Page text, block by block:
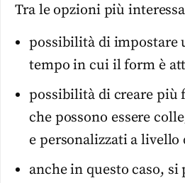
Tra le opzioni più
possibilità di impostare
tempo in cui il form è
possibilità di creare più
che possono essere
e personalizzati a livello
anche in questo caso,